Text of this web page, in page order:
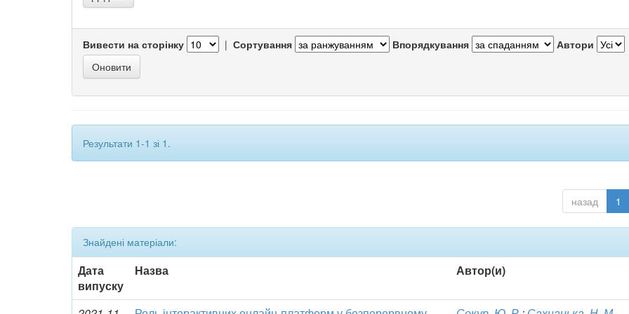
Вивести на сторінку | Сортування Впорядкування Автори
Результати 1-1 зі 1.
назад 1
Знайдені матеріали:
Дата
випуску
Назва Автор(и)